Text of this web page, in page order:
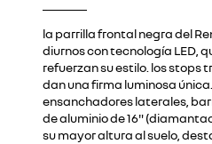
la parrilla frontal negra del
diurnos con tecnología LED,
refuerzan su estilo. los stops
dan una firma luminosa
ensanchadores laterales,
de aluminio de 16"
su mayor altura al suelo,